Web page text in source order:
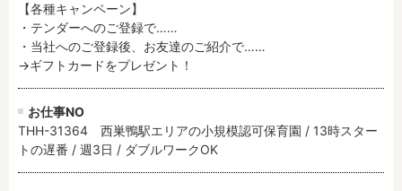
【各種キャンペーン】
・テンダーへのご登録で……
・当社へのご登録後、お友達のご紹介で……
→ギフトカードをプレゼント！
お仕事NO
THH-31364 西巣鴨駅エリアの小規模認可保育園 / 13時スター
トの遅番 / 週3日 / ダブルワークOK